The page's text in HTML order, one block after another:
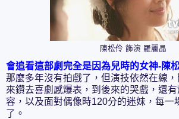
陳松伶 飾演 羅麗晶
會追看這部劇完全是因為兒時的女神-陳
那麼多年沒有拍戲了，但演技依然在線
來鑽去喜劇感爆表，到後來的哭戲，還
容，以及面對偶像時120分的迷妹，每一
了。